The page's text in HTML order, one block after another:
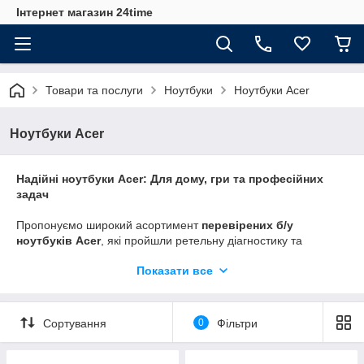
Інтернет магазин 24time
Товари та послуги Ноутбуки Ноутбуки Acer
Ноутбуки Acer
Надійні ноутбуки Acer: Для дому, гри та професійних
задач
Пропонуємо широкий асортимент перевірених б/у
ноутбуків Acer, які пройшли ретельну діагностику та
доведеною продуктивністю:
Acer Nitro: Потужні ігрові моделі та мобільні робочі
станції для 3D-графіки, інжинірингу (SolidWorks) та
Показати все
Сортування 0 Фільтри